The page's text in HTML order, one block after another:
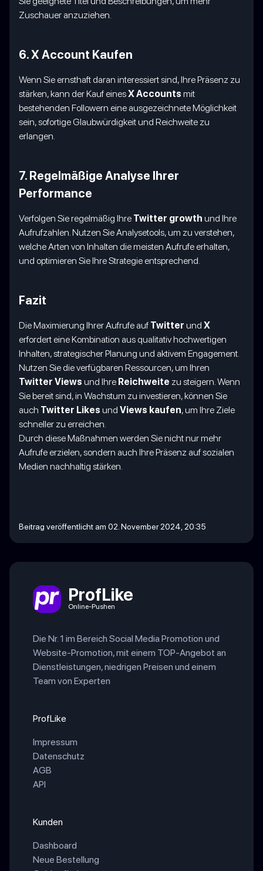
Zuschauer anzuziehen.
6. X Account Kaufen
Wenn Sie ernsthaft daran interessiert sind, Ihre Präsenz zu
stärken, kann der Kauf einesX Accounts mit
bestehenden Followern eine ausgezeichnete Möglichkeit
sein, sofortige Glaubwürdigkeit und Reichweite zu
erlangen.
7. Regelmäßige Analyse Ihrer
Performance
Verfolgen Sie regelmäßig Ihre Twitter growth und Ihre
Aufrufzahlen. Nutzen Sie Analysetools, um zu verstehen,
welche Arten von Inhalten die meisten Aufrufe erhalten,
und optimieren Sie Ihre Strategie entsprechend.
Fazit
Die Maximierung Ihrer Aufrufe auf Twitter und X
erfordert eine Kombination aus qualitativ hochwertigen
Inhalten, strategischer Planung und aktivem Engagement.
Nutzen Sie die verfügbaren Ressourcen, um Ihren
Twitter Views und Ihre Reichweite zu steigern. Wenn
Sie bereit sind, in Wachstum zu investieren, können Sie
auch Twitter Likes und Views kaufen, um Ihre Ziele
schneller zu erreichen.
Durch diese Maßnahmen werden Sie nicht nur mehr
Aufrufe erzielen, sondern auch Ihre Präsenz auf sozialen
Medien nachhaltig stärken.
Beitrag veröffentlicht am 02. November 2024, 20:35
ProfLike
Online-Pushen
Die Nr. 1 im Bereich Social Media Promotion und
Website-Promotion, mit einem TOP-Angebot an
Dienstleistungen, niedrigen Preisen und einem
Team von Experten
ProfLike
Impressum
Datenschutz
AGB
API
Kunden
Dashboard
Neue Bestellung